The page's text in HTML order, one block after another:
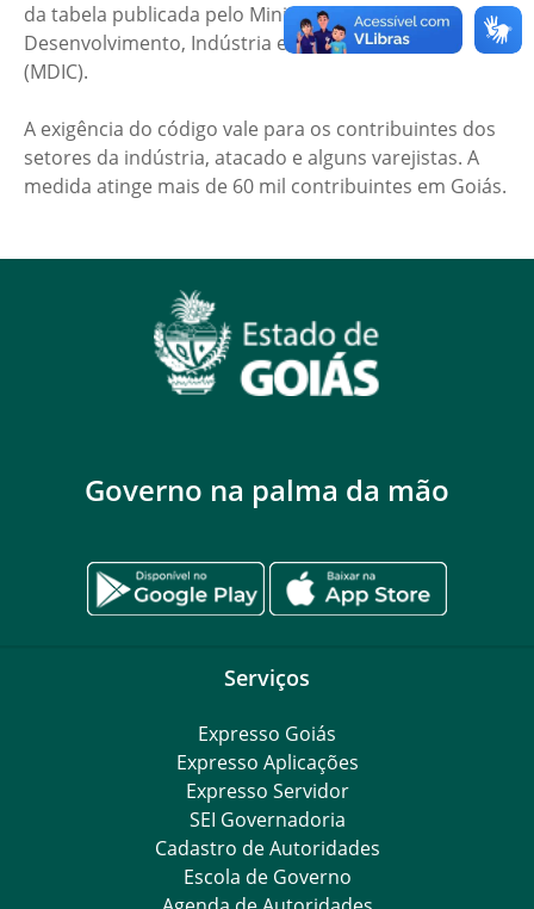
da tabela publicada pelo Ministério do
Desenvolvimento, Indústria e Comércio Exterior
(MDIC).
A exigência do código vale para os contribuintes dos
setores da indústria, atacado e alguns varejistas. A
medida atinge mais de 60 mil contribuintes em Goiás.
Governo na palma da mão
Serviços
Expresso Goiás
Expresso Aplicações
Expresso Servidor
SEI Governadoria
Cadastro de Autoridades
Escola de Governo